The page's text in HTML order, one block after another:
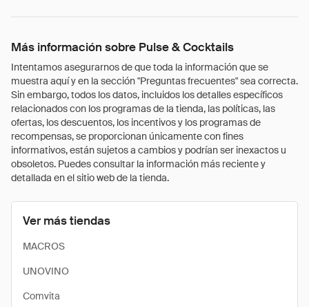
Más información sobre Pulse & Cocktails
Intentamos asegurarnos de que toda la información que se
muestra aquí y en la sección "Preguntas frecuentes" sea correcta.
Sin embargo, todos los datos, incluidos los detalles específicos
relacionados con los programas de la tienda, las políticas, las
ofertas, los descuentos, los incentivos y los programas de
recompensas, se proporcionan únicamente con fines
informativos, están sujetos a cambios y podrían ser inexactos u
obsoletos. Puedes consultar la información más reciente y
detallada en el sitio web de la tienda.
Ver más tiendas
MACROS
UNOVINO
Comvita